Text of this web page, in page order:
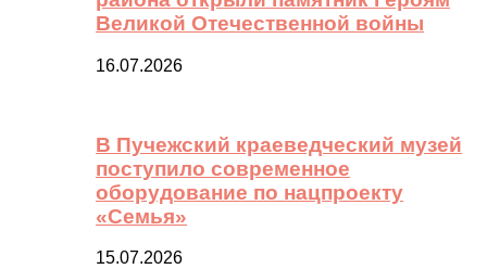
Великой Отечественной войны
16.07.2026
В Пучежский краеведческий музей
поступило современное
оборудование по нацпроекту
«Семья»
15.07.2026